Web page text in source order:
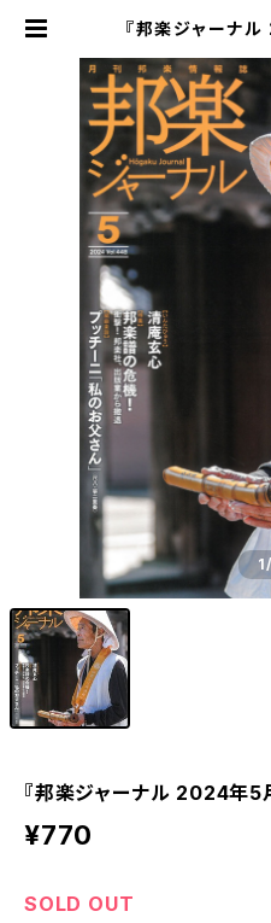
『邦楽ジャーナ
1
『邦楽ジャーナル 2024年5
¥770
SOLD OUT